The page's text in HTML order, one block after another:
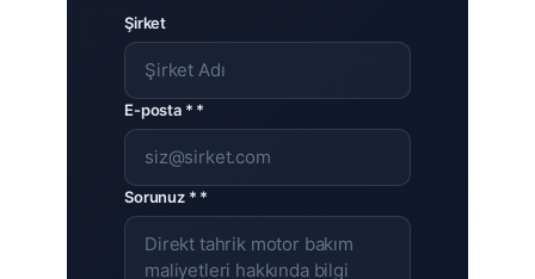
Şirket
E-posta * *
Sorunuz * *